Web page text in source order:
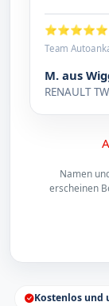
⭐⭐⭐⭐⭐
Team
M. aus
RENAULT
Namen
erscheinen
Kostenlos und